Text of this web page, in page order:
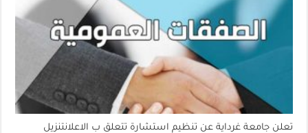
تعلن جامعة غرداية عن تنظيم استشارة تتعلق ب الاعلانتنزيل